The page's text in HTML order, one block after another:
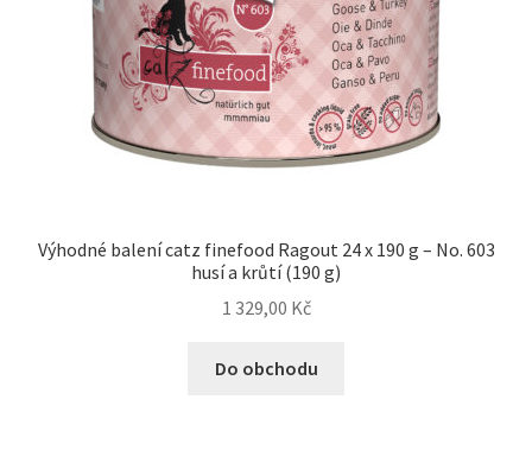
Výhodné balení catz finefood Ragout 24 x 190 g – No. 603
husí a krůtí (190 g)
1 329,00 Kč
Do obchodu